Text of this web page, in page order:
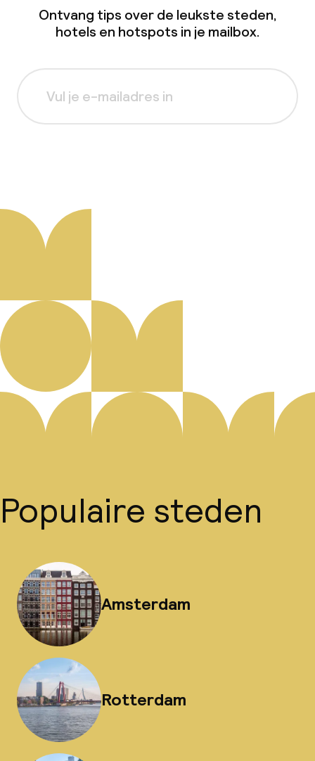
Ontvang tips over de leukste steden,
hotels en hotspots in je mailbox.
Populaire steden
Amsterdam
Rotterdam